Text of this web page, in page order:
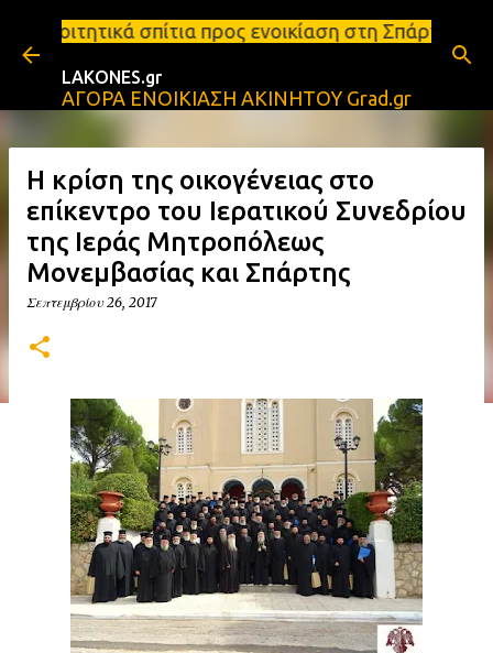
Μετάβαση στο κύριο περιεχόμενο
προς ενοικίαση στη Σπάρτη Ενοικιάσεις
LAKONES.gr
ΑΓΟΡΑ ΕΝΟΙΚΙΑΣΗ ΑΚΙΝΗΤΟΥ Grad.gr
Η κρίση της οικογένειας στο
επίκεντρο του Ιερατικού Συνεδρίου
της Ιεράς Μητροπόλεως
Μονεμβασίας και Σπάρτης
Σεπτεμβρίου 26, 2017